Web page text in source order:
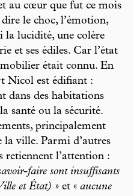
au cœur que fut ce mois
le choc, l’émotion,
la lucidité, une colère
et ses édiles. Car l’état
était connu. En
Nicol est édifiant :
dans des habitations
santé ou la sécurité.
principalement
la ville. Parmi d’autres
retiennent l’attention :
faire sont insuffisants
et État) » et « aucune